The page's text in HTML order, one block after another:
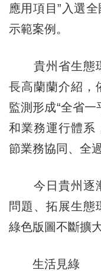
應用項目”入選
示範案例。
貴州省生態環
長高蘭蘭介紹，
監測形成“全省
和業務運行體系
節業務協同、全
今日貴州逐漸
問題、拓展生態
綠色版圖不斷擴大
生活見綠